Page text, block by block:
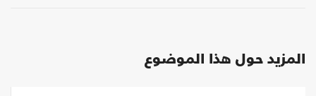
المزيد حول هذا الموضوع